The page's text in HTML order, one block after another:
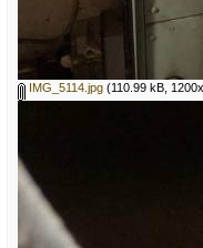
IMG_5114.jpg (110.99 kB,